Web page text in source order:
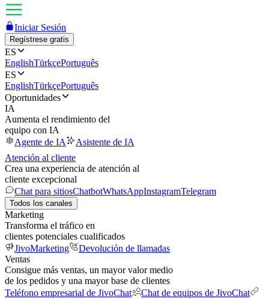
Iniciar Sesión
Regístrese gratis
ES
EnglishTürkçePortuguês
ES
EnglishTürkçePortuguês
Oportunidades
IA
Aumenta el rendimiento del
equipo con IA
Agente de IA
Asistente de IA
Atención al cliente
Crea una experiencia de atención al
cliente excepcional
Chat para sitiosChatbotWhatsAppInstagramTelegram
Todos los canales
Marketing
Transforma el tráfico en
clientes potenciales cualificados
JivoMarketing
Devolución de llamadas
Ventas
Consigue más ventas, un mayor valor medio
de los pedidos y una mayor base de clientes
Teléfono empresarial de JivoChat
Chat de equipos de JivoChat